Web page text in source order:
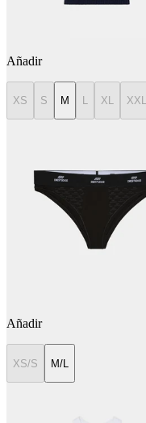
Añadir
XS S M XL XXL
Añadir
XS/S M/L